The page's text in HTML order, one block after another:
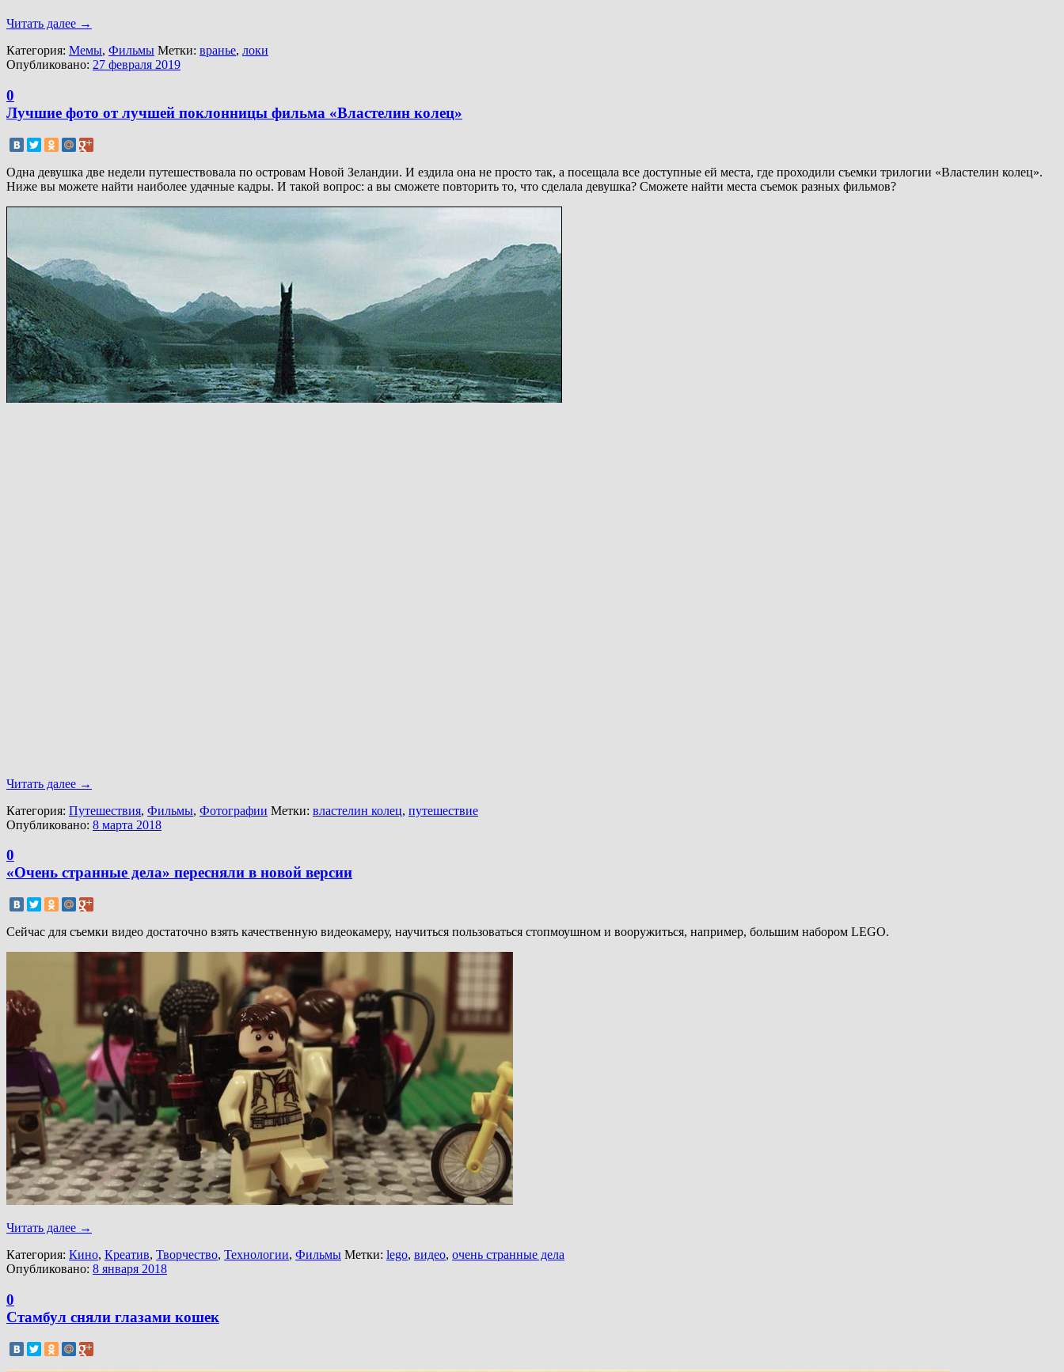
Читать далее →
Категория: Мемы, Фильмы Метки: вранье, локи
Опубликовано: 27 февраля 2019
0
Лучшие фото от лучшей поклонницы фильма «Властелин колец»
Одна девушка две недели путешествовала по островам Новой Зеландии. И ездила она не просто так, а посещала все доступные ей места, где проходили съемки трилогии «Властелин колец».
Ниже вы можете найти наиболее удачные кадры. И такой вопрос: а вы сможете повторить то, что сделала девушка? Сможете найти места съемок разных фильмов?
Читать далее →
Категория: Путешествия, Фильмы, Фотографии Метки: властелин колец, путешествие
Опубликовано: 8 марта 2018
0
«Очень странные дела» пересняли в новой версии
Сейчас для съемки видео достаточно взять качественную видеокамеру, научиться пользоваться стопмоушном и вооружиться, например, большим набором LEGO.
Читать далее →
Категория: Кино, Креатив, Творчество, Технологии, Фильмы Метки: lego, видео, очень странные дела
Опубликовано: 8 января 2018
0
Стамбул сняли глазами кошек